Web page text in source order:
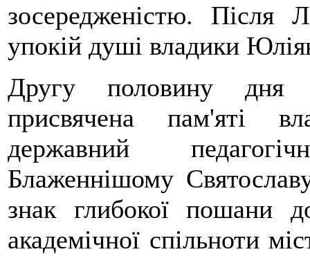
зосередженістю. Після
упокій душі владики
Другу половину дня
присвячена пам'яті
державний
Блаженнішому
знак глибокої пошани
академічної спільноти